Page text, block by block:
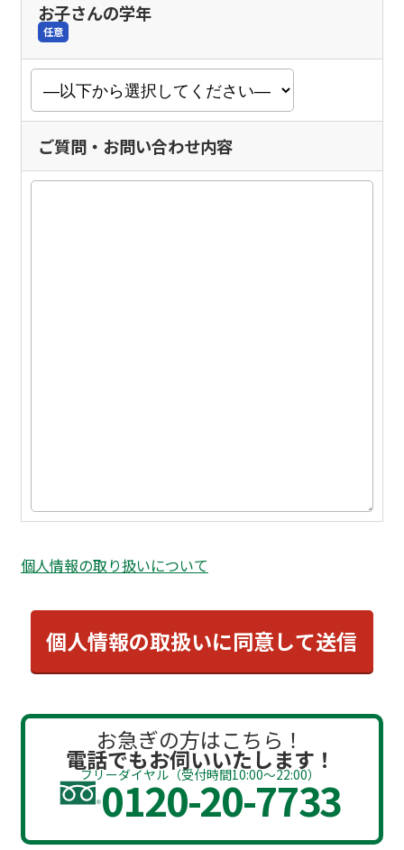
お子さんの学年
任意
ご質問・お問い合わせ内容
個人情報の取り扱いについて
お急ぎの方はこちら！
電話でもお伺いいたします！
フリーダイヤル（受付時間10:00～22:00）
0120-20-7733